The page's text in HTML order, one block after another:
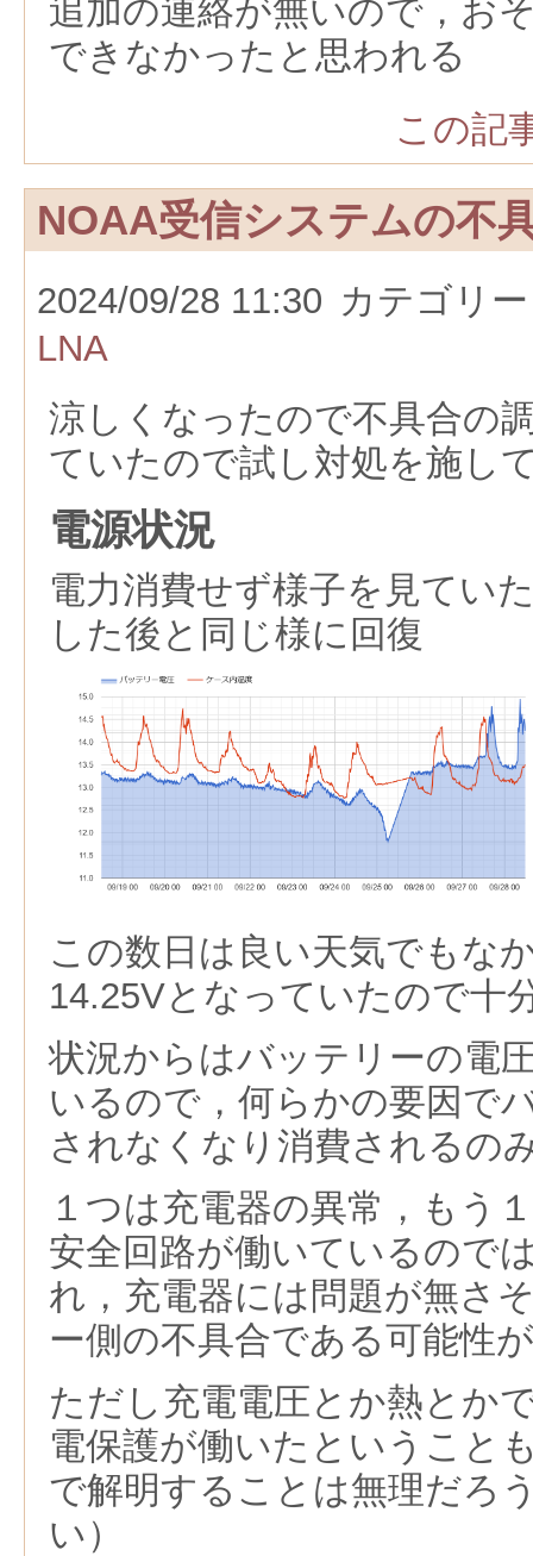
追加の連絡が無いので，お
できなかったと思われる
この記
NOAA受信システムの不
2024/09/28 11:30 カテゴリ
LNA
涼しくなったので不具合の
ていたので試し対処を施し
電源状況
電力消費せず様子を見てい
した後と同じ様に回復
この数日は良い天気でもな
14.25Vとなっていたので十
状況からはバッテリーの電
いるので，何らかの要因で
されなくなり消費されるの
１つは充電器の異常，もう
安全回路が働いているので
れ，充電器には問題が無さ
ー側の不具合である可能性
ただし充電電圧とか熱とか
電保護が働いたということ
で解明することは無理だろ
い）